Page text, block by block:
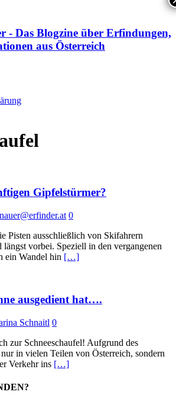
- Das Blogzine über Erfindungen,
aus Österreich
Gipfelstürmer?
0
Pisten ausschließlich von Skifahrern
vorbei. Speziell in den vergangenen
ein Wandel hin […]
ausgedient hat….
Schnaitl 0
zur Schneeschaufel! Aufgrund des
in vielen Teilen von Österreich, sondern
Verkehr ins […]